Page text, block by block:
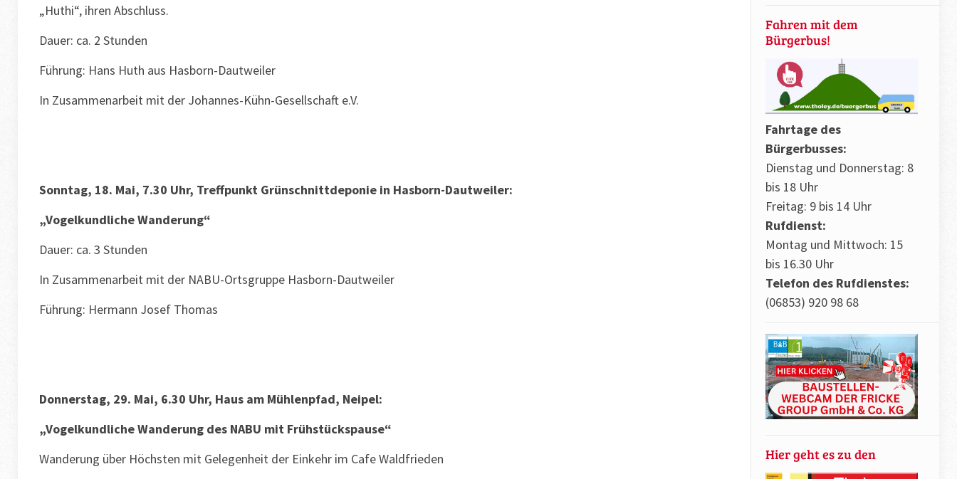
„Huthi“, ihren Abschluss.
Dauer: ca. 2 Stunden
Führung: Hans Huth aus Hasborn-Dautweiler
In Zusammenarbeit mit der Johannes-Kühn-Gesellschaft e.V.
Sonntag, 18. Mai, 7.30 Uhr, Treffpunkt Grünschnittdeponie in Hasborn-Dautweiler:
„Vogelkundliche Wanderung“
Dauer: ca. 3 Stunden
In Zusammenarbeit mit der NABU-Ortsgruppe Hasborn-Dautweiler
Führung: Hermann Josef Thomas
Donnerstag, 29. Mai, 6.30 Uhr, Haus am Mühlenpfad, Neipel:
„Vogelkundliche Wanderung des NABU mit Frühstückspause“
Wanderung über Höchsten mit Gelegenheit der Einkehr im Cafe Waldfrieden
Fahren mit dem
Bürgerbus!
Fahrtage des
Bürgerbusses:
Dienstag und Donnerstag: 8
bis 18 Uhr
Freitag: 9 bis 14 Uhr
Rufdienst:
Montag und Mittwoch: 15
bis 16.30 Uhr
Telefon des Rufdienstes:
(06853) 920 98 68
Hier geht es zu den